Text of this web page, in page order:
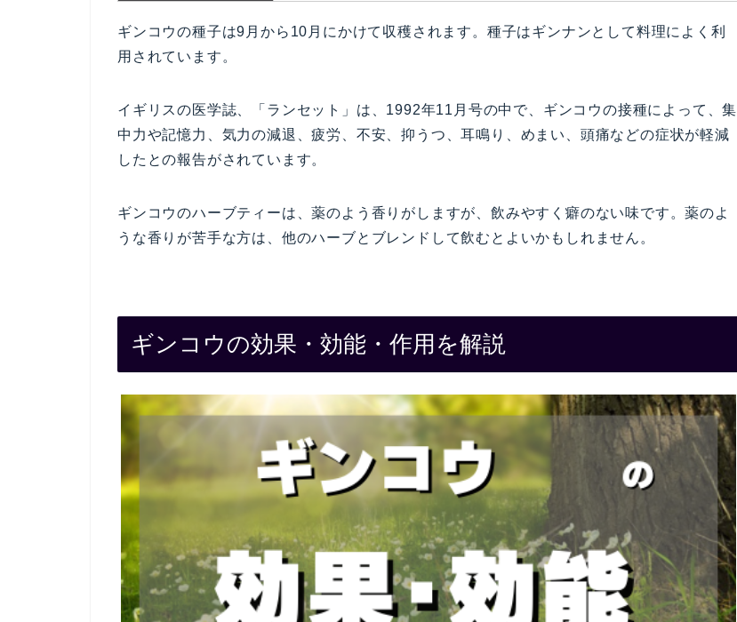
ギンコウの種子は9月から10月にかけて収穫されます。種子はギンナンとして料理によく利
用されています。
イギリスの医学誌、「ランセット」は、1992年11月号の中で、ギンコウの接種によって、集
中力や記憶力、気力の減退、疲労、不安、抑うつ、耳鳴り、めまい、頭痛などの症状が軽減
したとの報告がされています。
ギンコウのハーブティーは、薬のよう香りがしますが、飲みやすく癖のない味です。薬のよ
うな香りが苦手な方は、他のハーブとブレンドして飲むとよいかもしれません。
ギンコウの効果・効能・作用を解説